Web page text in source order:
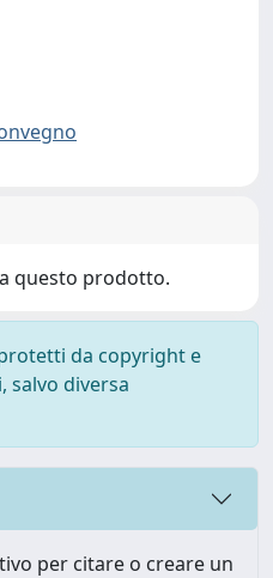
questo prodotto.
da copyright e
diversa
per citare o creare un